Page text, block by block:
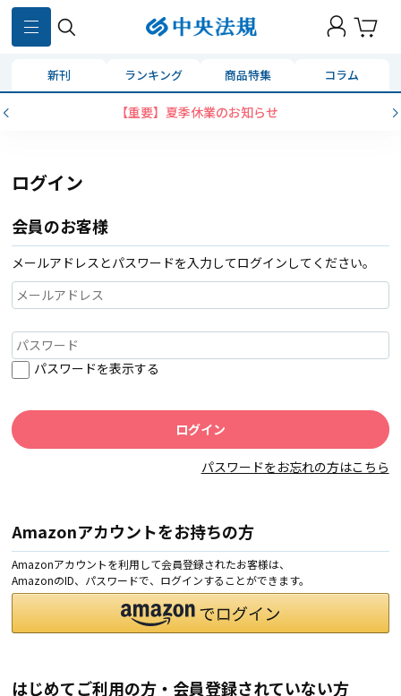
新刊 ランキング 商品特集 コラム
【重要】夏季休業のお知らせ
ログイン
会員のお客様
メールアドレスとパスワードを入力してログインしてください。
パスワードを表示する
パスワードをお忘れの方はこちら
Amazonアカウントをお持ちの方
Amazonアカウントを利用して会員登録されたお客様は、
AmazonのID、パスワードで、ログインすることができます。
はじめてご利用の方・会員登録されていない方